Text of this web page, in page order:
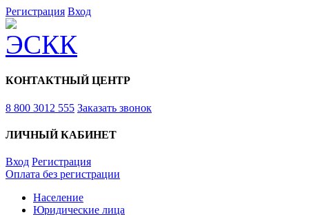
Регистрация Вход
КОНТАКТНЫЙ ЦЕНТР
8 800 3012 555 Заказать звонок
ЛИЧНЫЙ КАБИНЕТ
Вход Регистрация
Оплата без регистрации
Население
Юридические лица